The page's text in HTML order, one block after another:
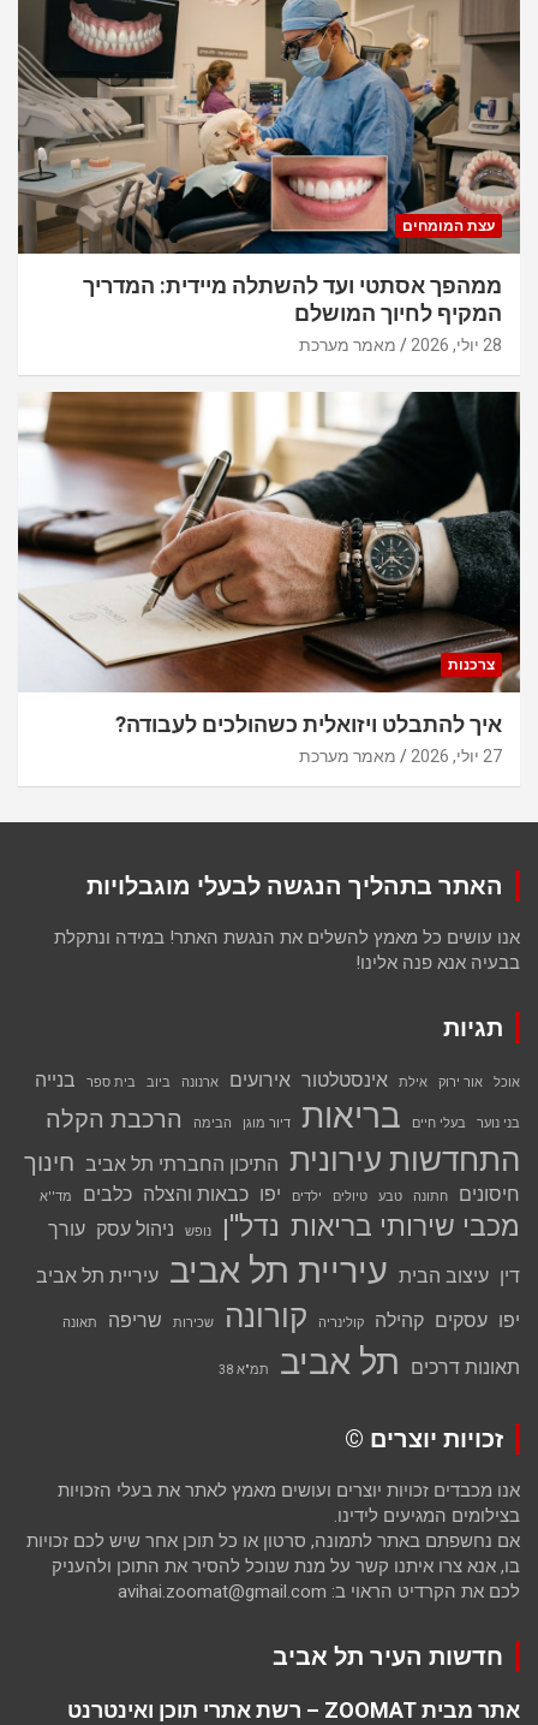
עצת המומחים
ממהפך אסתטי ועד להשתלה מיידית: המדריך
המקיף לחיוך המושלם
28 יולי, 2026 מאמר מערכת
צרכנות
איך להתבלט ויזואלית כשהולכים לעבודה?
27 יולי, 2026 מאמר מערכת
האתר בתהליך הנגשה לבעלי מוגבלויות
אנו עושים כל מאמץ להשלים את הנגשת האתר! במידה ונתקלת
בבעיה אנא פנה אלינו!
תגיות
אוכל אור ירוק אילת אינסטלטור אירועים ארנונה ביוב בית ספר בנייה
בני נוער בעלי חיים בריאות דיור מוגן הבימה הרכבת הקלה
התחדשות עירונית התיכון החברתי תל אביב חינוך
חיסונים חתונה טבע טיולים ילדים יפו כבאות והצלה כלבים מד''א
מכבי שירותי בריאות נדל''ן נופש ניהול עסק עורך
דין עיצוב הבית עיריית תל אביב עיריית תל אביב
יפו עסקים קהילה קולינריה קורונה שכירות שריפה תאונה
תאונות דרכים תל אביב תמ"א 38
זכויות יוצרים ©
אנו מכבדים זכויות יוצרים ועושים מאמץ לאתר את בעלי הזכויות
בצילומים המגיעים לידינו.
אם נחשפתם באתר לתמונה, סרטון או כל תוכן אחר שיש לכם זכויות
בו, אנא צרו איתנו קשר על מנת שנוכל להסיר את התוכן ולהעניק
לכם את הקרדיט הראוי ב: avihai.zoomat@gmail.com
חדשות העיר תל אביב
אתר מבית ZOOMAT – רשת אתרי תוכן ואינטרנט